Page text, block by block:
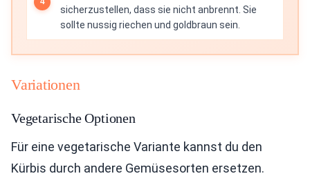
sicherzustellen, dass sie nicht anbrennt. Sie
sollte nussig riechen und goldbraun sein.
Variationen
Vegetarische Optionen
Für eine vegetarische Variante kannst du den
Kürbis durch andere Gemüsesorten ersetzen.